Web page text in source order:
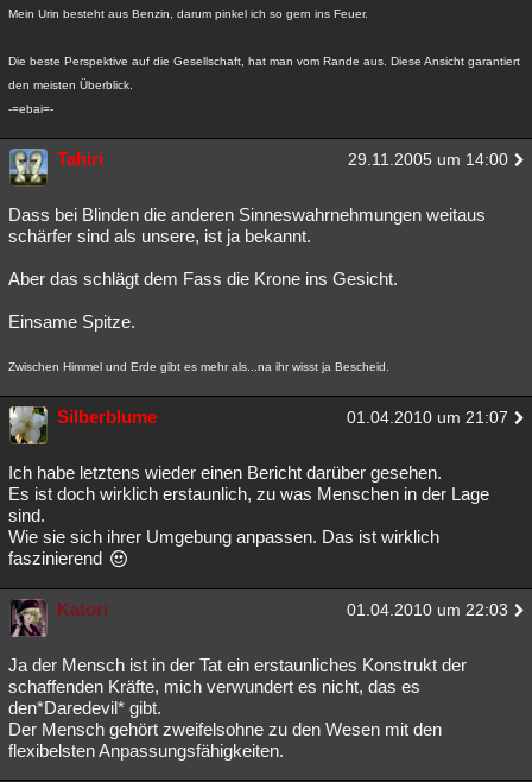
Mein Urin besteht aus Benzin, darum pinkel ich so gern ins Feuer.
Die beste Perspektive auf die Gesellschaft, hat man vom Rande aus. Diese Ansicht garantiert
den meisten Überblick.
-=ebai=-
Tahiri 29.11.2005 um 14:00
Dass bei Blinden die anderen Sinneswahrnehmungen weitaus
schärfer sind als unsere, ist ja bekannt.
Aber das schlägt dem Fass die Krone ins Gesicht.
Einsame Spitze.
Zwischen Himmel und Erde gibt es mehr als...na ihr wisst ja Bescheid.
Silberblume 01.04.2010 um 21:07
Ich habe letztens wieder einen Bericht darüber gesehen.
Es ist doch wirklich erstaunlich, zu was Menschen in der Lage
sind.
Wie sie sich ihrer Umgebung anpassen. Das ist wirklich
faszinierend
Katori 01.04.2010 um 22:03
Ja der Mensch ist in der Tat ein erstaunliches Konstrukt der
schaffenden Kräfte, mich verwundert es nicht, das es
den*Daredevil* gibt.
Der Mensch gehört zweifelsohne zu den Wesen mit den
flexibelsten Anpassungsfähigkeiten.